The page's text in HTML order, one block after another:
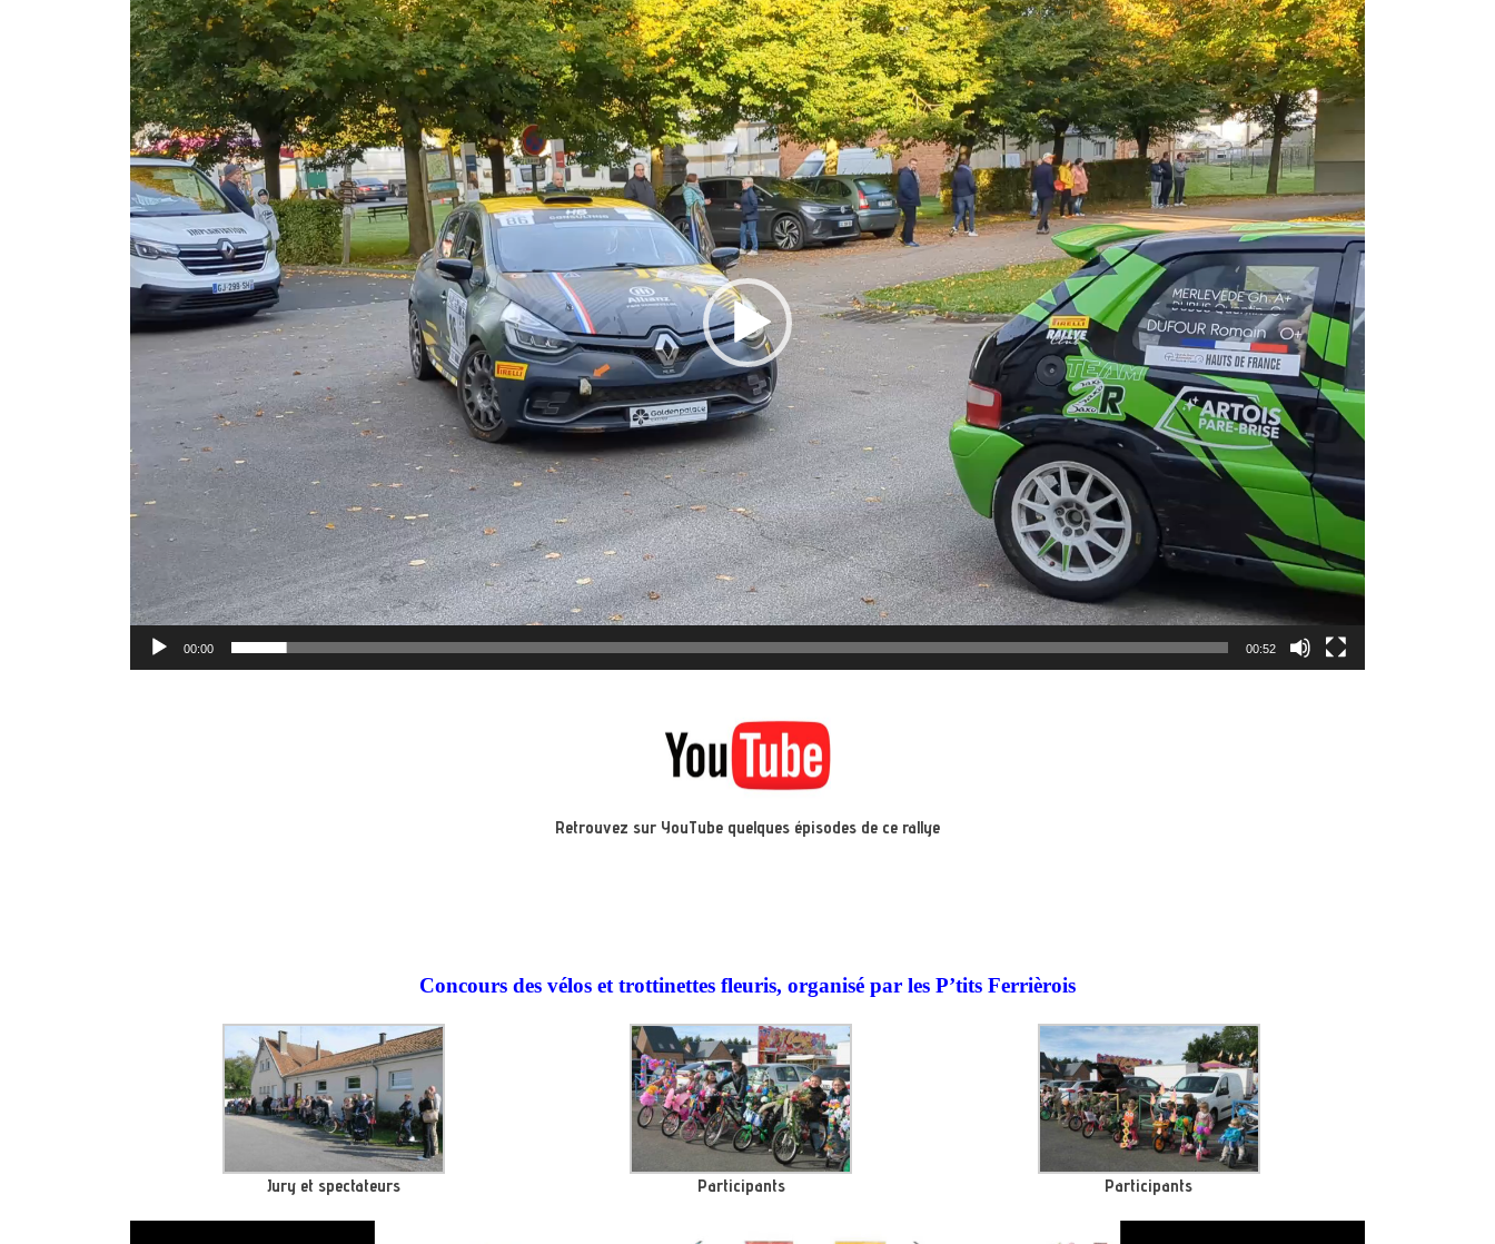
vidéo
00:00 00:52
Retrouvez sur YouTube quelques épisodes de ce rallye
Concours des vélos et trottinettes fleuris, organisé par les P’tits Ferrièrois
Jury et spectateurs Participants Participants